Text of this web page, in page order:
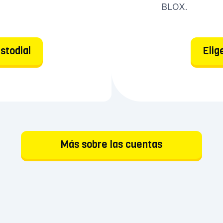
BLOX.
Más sobre las cuentas